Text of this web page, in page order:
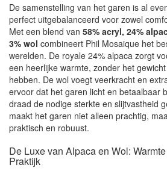
De samenstelling van het garen is al
perfect uitgebalanceerd voor zowel
Met een blend van 58% acryl, 24%
3% wol combineert Phil Mosaique het
werelden. De royale 24% alpaca zorgt
een heerlijke warmte, zonder het
hebben. De wol voegt veerkracht en
ervoor dat het garen licht en betaalbaar
draad de nodige sterkte en slijtvastheid
maakt het garen niet alleen prachtig,
praktisch en robuust.
De Luxe van Alpaca en Wol:
Praktijk